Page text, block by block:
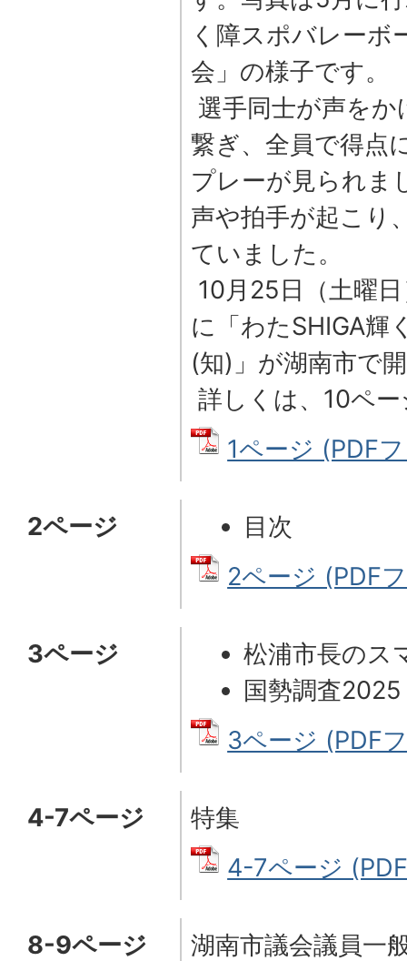
く障スポバレーボ
会」の様子です。
選手同士が声を
繋ぎ、全員で得点
プレーが見られま
声や拍手が起こり
ていました。
10月25日（土曜
に「わたSHIGA輝
(知)」が湖南市で
詳しくは、10ペ
1ページ (PDF
2ページ
目次
2ページ (PDF
3ページ
松浦市長のス
国勢調査
3ページ (PDF
4-7ページ
特集
4-7ページ
8-9ページ
湖南市議会議員一